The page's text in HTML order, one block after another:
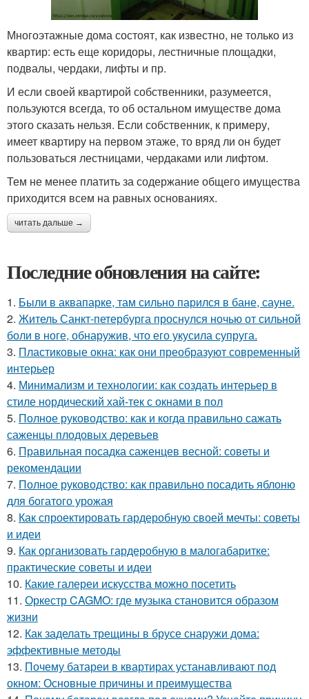
Многоэтажные дома состоят, как известно, не только из
квартир: есть еще коридоры, лестничные площадки,
подвалы, чердаки, лифты и пр.
И если своей квартирой собственники, разумеется,
пользуются всегда, то об остальном имуществе дома
этого сказать нельзя. Если собственник, к примеру,
имеет квартиру на первом этаже, то вряд ли он будет
пользоваться лестницами, чердаками или лифтом.
Тем не менее платить за содержание общего имущества
приходится всем на равных основаниях.
читать дальше →
Последние обновления на сайте:
1. Были в аквапарке, там сильно парился в бане, сауне.
2. Житель Санкт-петербурга проснулся ночью от сильной
боли в ноге, обнаружив, что его укусила супруга.
3. Пластиковые окна: как они преобразуют современный
интерьер
4. Минимализм и технологии: как создать интерьер в
стиле нордический хай-тек с окнами в пол
5. Полное руководство: как и когда правильно сажать
саженцы плодовых деревьев
6. Правильная посадка саженцев весной: советы и
рекомендации
7. Полное руководство: как правильно посадить яблоню
для богатого урожая
8. Как спроектировать гардеробную своей мечты: советы
и идеи
9. Как организовать гардеробную в малогабаритке:
практические советы и идеи
10. Какие галереи искусства можно посетить
11. Оркестр CAGMO: где музыка становится образом
жизни
12. Как заделать трещины в брусе снаружи дома:
эффективные методы
13. Почему батареи в квартирах устанавливают под
окном: Основные причины и преимущества